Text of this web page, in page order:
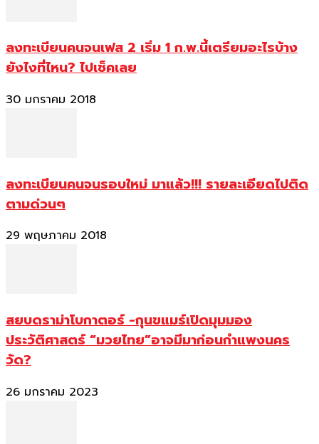
ลงทะเบียนคนจนเฟส 2 เริ่ม 1 ก.พ.นี้เตรียมอะไรบ้าง
ยังไงที่ไหน? ไปเช็คเลย
30 มกราคม 2018
ลงทะเบียนคนจนรอบใหม่ มาแล้ว!!! รายละเอียดไปติด
ตามด่วนๆ
29 พฤษภาคม 2018
สยบดราม่าโบกาตอร์ -กุนขแมร์เปิดมุมมอง
ประวัติศาสตร์ “มวยไทย”อาจมีมาก่อนกำแพงนคร
วัด?
26 มกราคม 2023